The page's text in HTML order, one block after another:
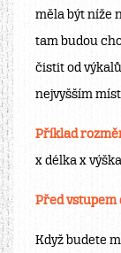
měla být níže
tam budou
čistit od
nejvyšším
Příklad
x délka x
Před
Když budete